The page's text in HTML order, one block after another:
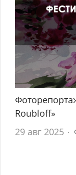
Roubloff»
29 авг 2025